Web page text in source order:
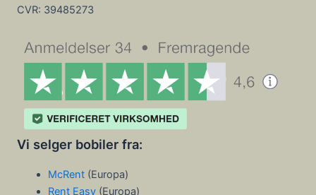
CVR: 39485273
Vi selger bobiler fra:
McRent(Europa)
Rent Easy(Europa)